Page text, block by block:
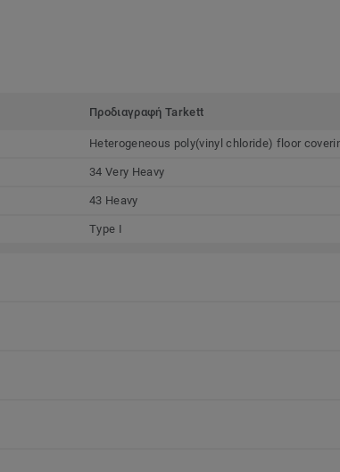
Προδιαγραφή Tarkett
Heterogeneous poly(vinyl chloride) floor
34 Very Heavy
43 Heavy
Type I